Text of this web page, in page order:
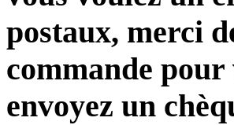
postaux, merci
commande
envoyez un